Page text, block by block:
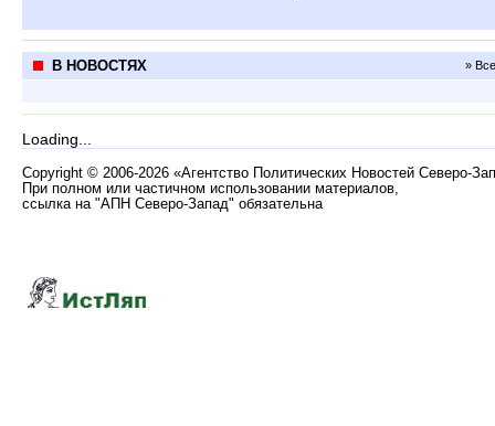
В НОВОСТЯХ »
Loading...
Copyright © 2006-2026 «Агентство Политических Новостей Северо-
При полном или частичном использовании материалов,
ссылка на "АПН Северо-Запад" обязательна